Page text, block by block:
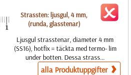
Strassten: ljusgul, 4 mm,
(runda, glasstenar)
Ljusgul strasstenar, diameter 4 mm
(SS16), hotfix = täckta med termo- lim
under botten. Dessa strass...
alla Produktuppgifter